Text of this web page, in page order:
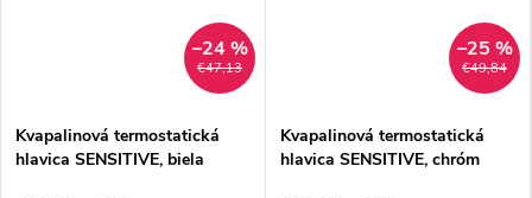
€47,13
–24 %
Kvapalinová termostatická
hlavica SENSITIVE, biela
€49,84
–25 %
Kvapalinová termostatická
hlavica SENSITIVE, chróm